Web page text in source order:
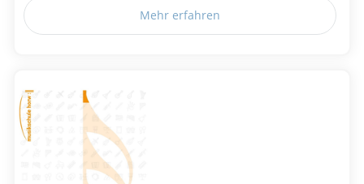
Mehr erfahren